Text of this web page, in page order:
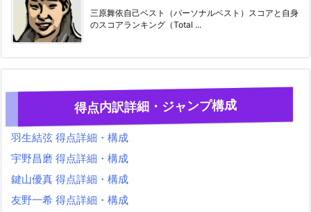
三原舞依自己ベスト（パーソナルベスト）スコアと自身
のスコアランキング（Total ...
得点内訳詳細・ジャンプ構成
羽生結弦 得点詳細・構成
宇野昌磨 得点詳細・構成
鍵山優真 得点詳細・構成
友野一希 得点詳細・構成